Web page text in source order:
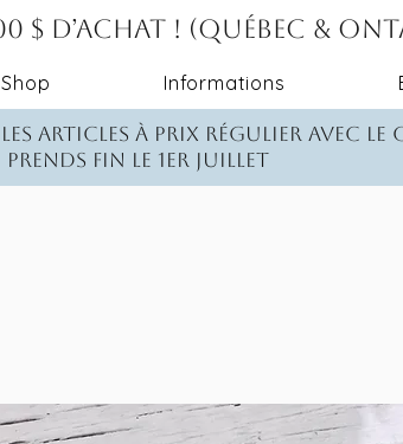
$ d’achat ! (Québec &
Shop Informations
articles à prix régulier avec le
Prends fin le 1er juillet